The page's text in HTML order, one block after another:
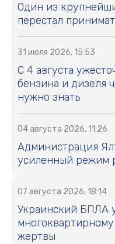
Один из
перестал
31 июля 2026, 15:53
С 4 августа
бензина и дизеля
нужно знать
04 августа 2026, 11:26
Администрация
усиленный режим
07 августа 2026, 18:14
Украинский БПЛА
жертвы